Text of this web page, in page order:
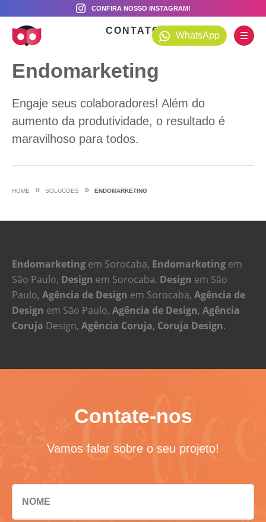
CONFIRA NOSSO INSTAGRAM!
WhatsApp
CONTATO
Endomarketing
Engaje seus colaboradores! Além do
aumento da produtividade, o resultado é
maravilhoso para todos.
HOME » SOLUCOES » ENDOMARKETING
Endomarketing em Sorocaba, Endomarketing em
São Paulo, Design em Sorocaba, Design em São
Paulo, Agência de Design em Sorocaba, Agência de
Design em São Paulo, Agência de Design, Agência
Coruja Design, Agência Coruja, Coruja Design.
Contate-nos
Vamos falar sobre o seu projeto!
NOME